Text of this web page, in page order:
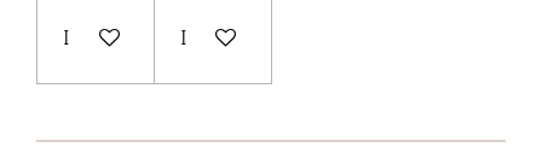
In winkelwagenIn winkelwagen